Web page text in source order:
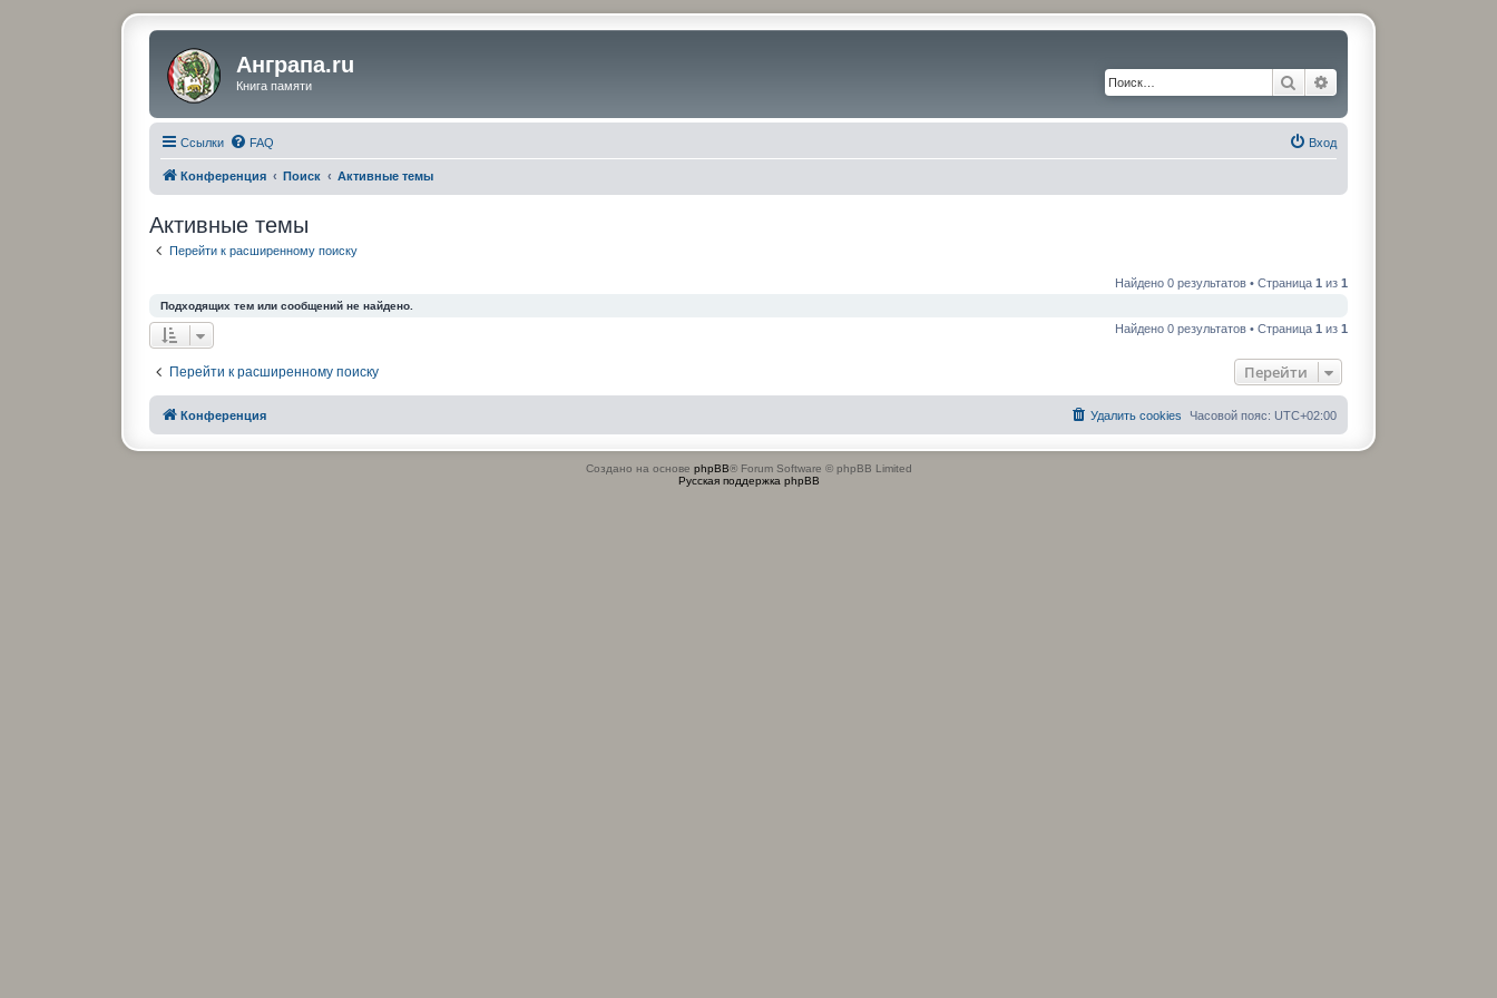
Анграпа.ru
Книга памяти Поиск
Ссылки FAQ Вход
Конференция Поиск Активные темы
Активные темы
Перейти к расширенному поиску
Найдено 0 результатов • Страница 1 из 1
Подходящих тем или сообщений не найдено.
Найдено 0 результатов • Страница 1 из 1
Перейти к расширенному поиску Перейти
Конференция Часовой пояс: UTC+02:00
Удалить cookies
Создано на основе phpBB® Forum Software © phpBB Limited
Русская поддержка phpBB